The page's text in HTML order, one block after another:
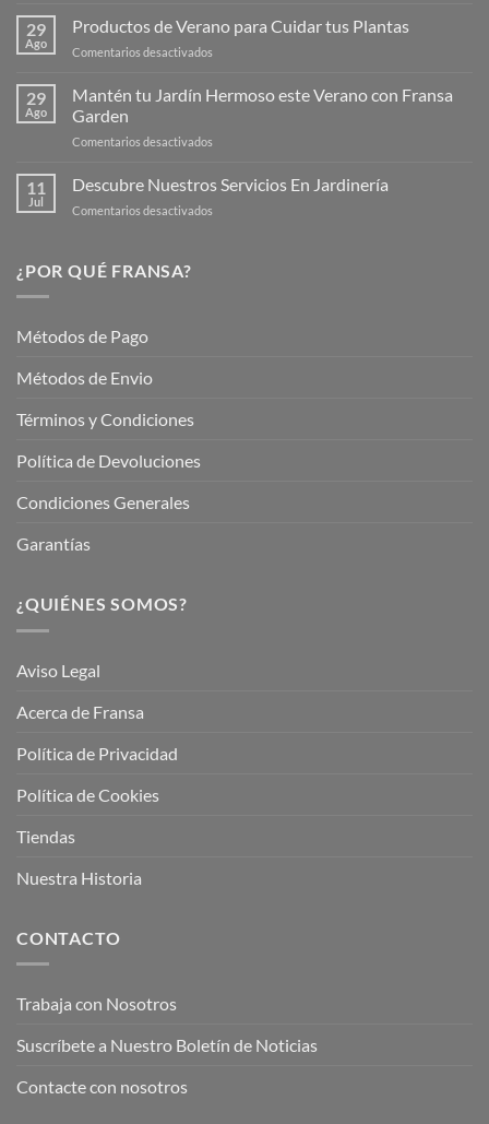
Nueva
de
29
Ago
Productos de Verano para Cuidar tus Plantas
Comentarios desactivados
de
Verano
Plantas
29
Ago
Mantén tu Jardín Hermoso este Verano con Fransa
Garden
Comentarios desactivados
Jardín
11
Jul
Descubre Nuestros Servicios En Jardinería
Comentarios desactivados
¿POR QUÉ FRANSA?
Métodos de Pago
Métodos de Envio
Términos y Condiciones
Política de Devoluciones
Condiciones Generales
Garantías
¿QUIÉNES SOMOS?
Aviso Legal
Acerca de Fransa
Política de Privacidad
Política de Cookies
Tiendas
Nuestra Historia
CONTACTO
Trabaja con Nosotros
Suscríbete a Nuestro Boletín de Noticias
Contacte con nosotros